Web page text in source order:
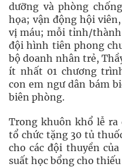
dưỡng và phòng
họa; vận động hội
vị máu; mỗi tỉnh/thành
đội hình tiên phong
bộ doanh nhân trẻ,
ít nhất 01 chương
con em ngư dân bám
biên phòng.
Trong khuôn khổ lễ ra
tổ chức tặng 30 tủ
cho các đội thuyền
suất học bổng cho